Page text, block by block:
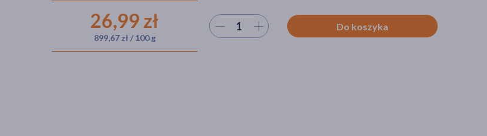
26,99 zł
899,67 zł / 100 g
Wybierz ilość Do koszyka